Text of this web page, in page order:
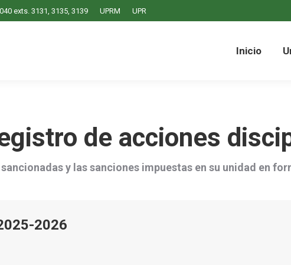
exts. 3131, 3135, 3139 UPRM UPR
Inicio
de acciones
y las sanciones impuestas en su unidad en
2026